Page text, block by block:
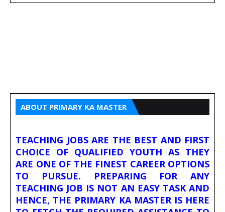
ABOUT PRIMARY KA MASTER
TEACHING JOBS ARE THE BEST AND FIRST
CHOICE OF QUALIFIED YOUTH AS THEY
ARE ONE OF THE FINEST CAREER OPTIONS
TO PURSUE. PREPARING FOR ANY
TEACHING JOB IS NOT AN EASY TASK AND
HENCE, THE PRIMARY KA MASTER IS HERE